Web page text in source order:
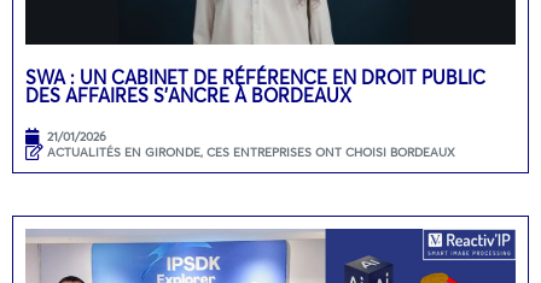
SWA : UN CABINET DE RÉFÉRENCE EN DROIT PUBLIC
DES AFFAIRES S’ANCRE À BORDEAUX
21/01/2026
ACTUALITÉS EN GIRONDE, CES ENTREPRISES ONT CHOISI BORDEAUX